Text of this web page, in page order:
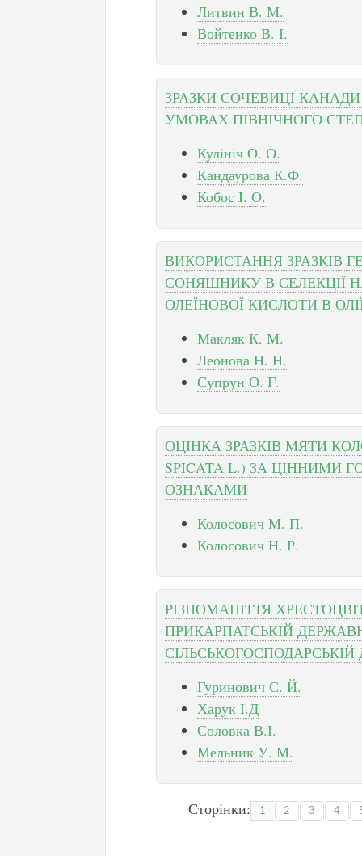
Литвин В. М.
Войтенко В. І.
ЗРАЗКИ СОЧЕВИЦІ
УМОВАХ ПІВНІЧНОГО
Кулініч О. О.
Кандаурова К.Ф.
Кобос I. О.
ВИКОРИСТАННЯ ЗРАЗКІВ
СОНЯШНИКУ В СЕЛЕКЦІЇ
ОЛЕЇНОВОЇ КИСЛОТИ В
Макляк К. М.
Леонова Н. Н.
Супрун О. Г.
ОЦІНКА ЗРАЗКІВ МЯТИ
SPICATA L.) ЗА ЦІННИМИ
ОЗНАКАМИ
Колосович М. П.
Колосович Н. Р.
РІЗНОМАНІТТЯ
ПРИКАРПАТСЬКІЙ
СІЛЬСЬКОГОСПОДАРСЬКІЙ
Гуринович С. Й.
Харук І.Д
Соловка В.І.
Мельник У. М.
Сторінки: 1 2 3 4